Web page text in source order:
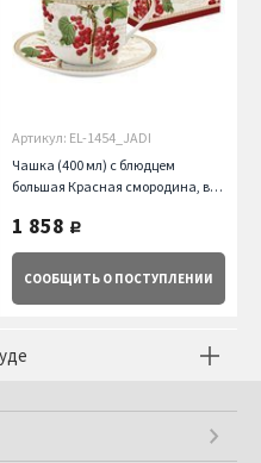
Артикул: EL-1454_JADI
Чашка (400 мл) с блюдцем
большая Красная смородина, в
(R2S)
1 858 руб.
СООБЩИТЬ О ПОСТУПЛЕНИИ